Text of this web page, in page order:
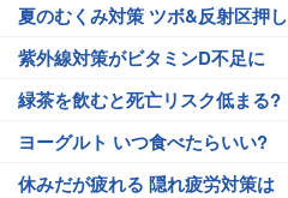
夏のむくみ対策 ツボ&反射区押し
紫外線対策がビタミンD不足に
緑茶を飲むと死亡リスク低まる?
ヨーグルト いつ食べたらいい?
休みだが疲れる 隠れ疲労対策は